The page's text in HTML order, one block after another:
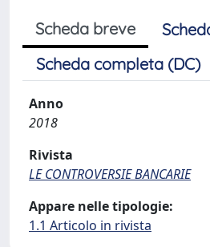
Scheda breve
Scheda completa (DC)
Anno
2018
Rivista
LE CONTROVERSIE BANCARIE
Appare nelle tipologie:
1.1 Articolo in rivista